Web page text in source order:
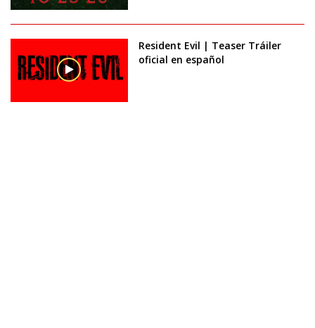
Resident Evil | Teaser Tráiler
oficial en español